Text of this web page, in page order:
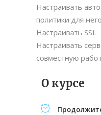
Настраивать
политики для него
Настраивать SSL
Настраивать
совместную
О курсе